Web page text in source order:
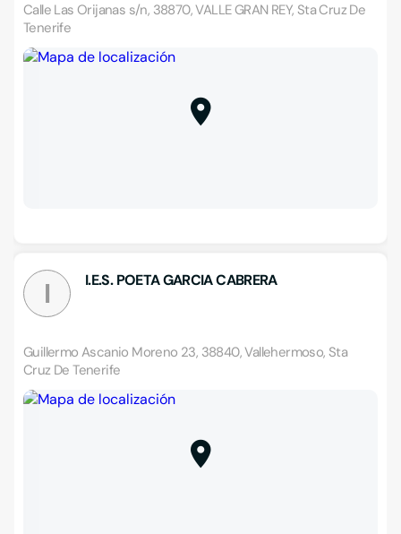
Calle Las Orijanas s/n, 38870, VALLE GRAN REY, Sta Cruz De
Tenerife
I I.E.S. POETA GARCIA CABRERA
Guillermo Ascanio Moreno 23, 38840, Vallehermoso, Sta
Cruz De Tenerife